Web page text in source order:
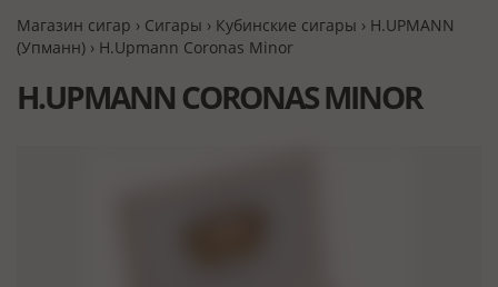
Магазин сигар › Сигары › Кубинские сигары › H.UPMANN
(Упманн) › H.Upmann Coronas Minor
H.UPMANN CORONAS MINOR